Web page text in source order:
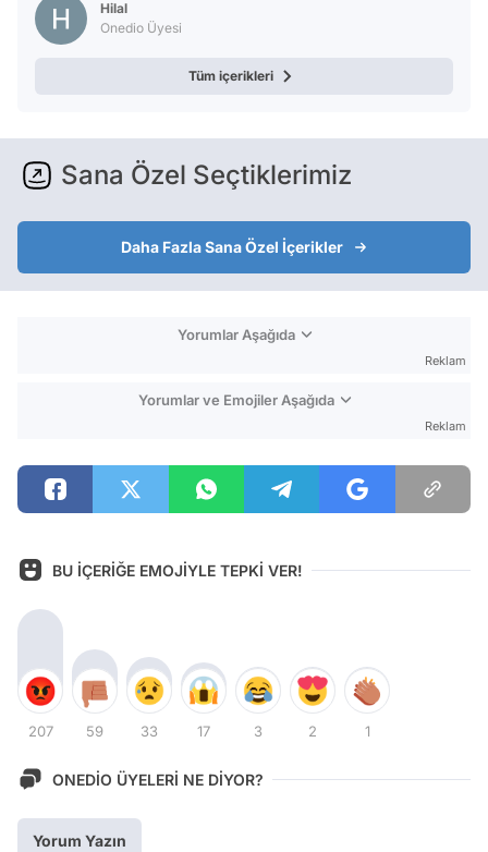
Hilal
Onedio Üyesi
Tüm içerikleri
Sana Özel Seçtiklerimiz
Daha Fazla Sana Özel İçerikler
Yorumlar Aşağıda
Reklam
Yorumlar ve Emojiler Aşağıda
Reklam
BU İÇERİĞE EMOJİYLE TEPKİ VER!
207 59 33 17 3 2 1
ONEDİO ÜYELERİ NE DİYOR?
Yorum Yazın